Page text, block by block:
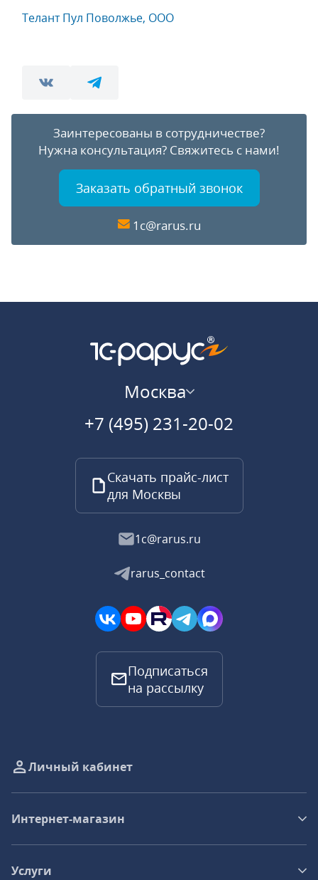
Телант Пул Поволжье, ООО
Заинтересованы в сотрудничестве?
Нужна консультация? Свяжитесь с нами!
Заказать обратный звонок
1c@rarus.ru
Москва
+7 (495) 231-20-02
Скачать прайс-лист
для Москвы
1c@rarus.ru
rarus_contact
Подписаться
на рассылку
Личный кабинет
Интернет-магазин
Услуги